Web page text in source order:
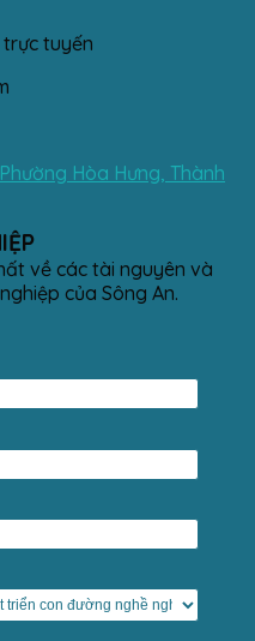
trực tuyến
Hòa Hưng, Thành
về các tài nguyên và
của Sông An.